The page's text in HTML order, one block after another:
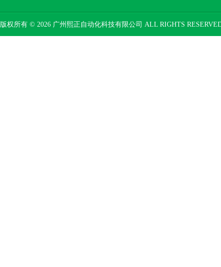
版权所有 © 2026 广州熙正自动化科技有限公司 ALL RIGHTS